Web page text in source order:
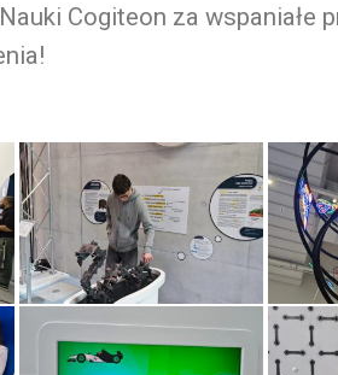
Cogiteon za wspaniałe